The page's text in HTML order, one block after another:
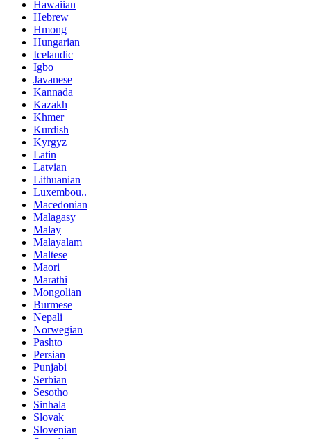
Hawaiian
Hebrew
Hmong
Hungarian
Icelandic
Igbo
Javanese
Kannada
Kazakh
Khmer
Kurdish
Kyrgyz
Latin
Latvian
Lithuanian
Luxembou..
Macedonian
Malagasy
Malay
Malayalam
Maltese
Maori
Marathi
Mongolian
Burmese
Nepali
Norwegian
Pashto
Persian
Punjabi
Serbian
Sesotho
Sinhala
Slovak
Slovenian